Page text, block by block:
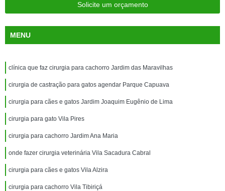
Solicite um orçamento
MENU
clínica que faz cirurgia para cachorro Jardim das Maravilhas
cirurgia de castração para gatos agendar Parque Capuava
cirurgia para cães e gatos Jardim Joaquim Eugênio de Lima
cirurgia para gato Vila Pires
cirurgia para cachorro Jardim Ana Maria
onde fazer cirurgia veterinária Vila Sacadura Cabral
cirurgia para cães e gatos Vila Alzira
cirurgia para cachorro Vila Tibiriçá